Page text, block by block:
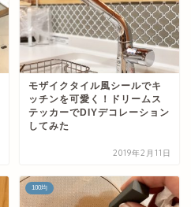
モザイクタイル風シールでキ
ッチンを可愛く！ドリームス
テッカーでDIYデコレーション
してみた
2019年2月11日
100均